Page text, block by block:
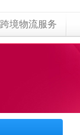
跨境物流服务